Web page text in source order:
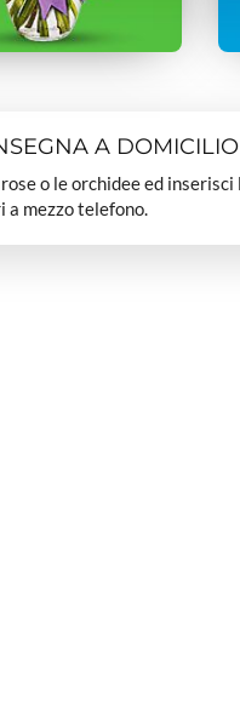
A
o le orchidee ed
mezzo telefono.